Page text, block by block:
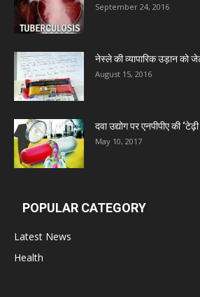
Admac Group Companies
Deep Shree Pharmaceuticals
Zumentes Healthcare
Digital Vision
Carewell Ayurveda
September 24, 2016
नेस्ले की व्यापारिक उड़ान को
August 15, 2016
दवा उद्योग पर एनपीपीए की
May 10, 2017
POPULAR CATEGORY
Latest News
Health